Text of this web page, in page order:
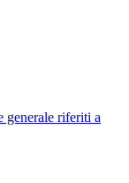
generale riferiti a